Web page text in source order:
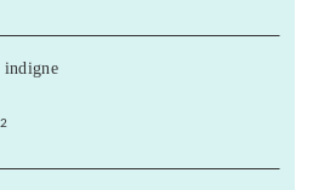
indigne